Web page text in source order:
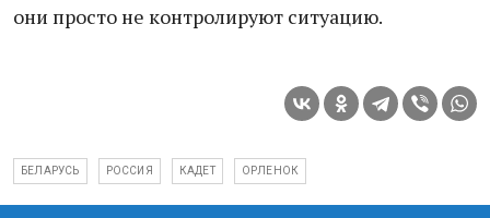
они просто не контролируют ситуацию.
БЕЛАРУСЬ РОССИЯ КАДЕТ ОРЛЕНОК